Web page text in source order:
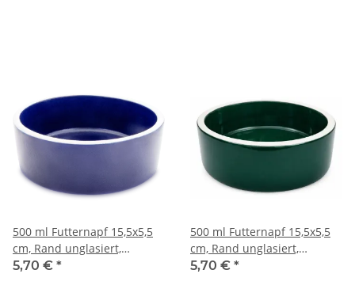
500 ml Futternapf 15,5x5,5
cm, Rand unglasiert,
Dunkelblau
5,70 € *
500 ml Futternapf 15,5x5,5
cm, Rand unglasiert,
Dunkelgrün
5,70 € *